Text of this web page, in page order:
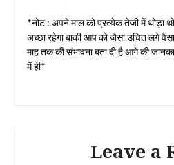
*नोट : अपने माल को प्रत्येक तेजी में थोड़ा
अच्छा रहेगा बाकी आप को जैसा उचित लगे
माह तक की संभावना बता दी है आगे की
में ही*
Leave a